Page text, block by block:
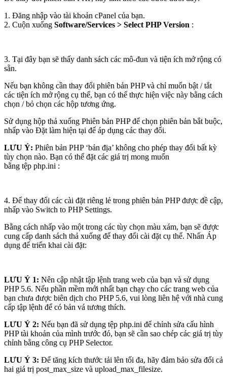
1. Đăng nhập vào tài khoản cPanel của bạn.
2. Cuộn xuống Software/Services > Select PHP Version :
3. Tại đây bạn sẽ thấy danh sách các mô-đun và tiện ích mở rộng có
sẵn.
Nếu bạn không cần thay đổi phiên bản PHP và chỉ muốn bật / tắt
các tiện ích mở rộng cụ thể, bạn có thể thực hiện việc này bằng cách
chọn / bỏ chọn các hộp tương ứng.
Sử dụng hộp thả xuống Phiên bản PHP để chọn phiên bản bắt buộc,
nhấp vào Đặt làm hiện tại để áp dụng các thay đổi.
LƯU Ý: Phiên bản PHP ‘bản địa’ không cho phép thay đổi bất kỳ
tùy chọn nào. Bạn có thể đặt các giá trị mong muốn
bằng tệp php.ini :
4. Để thay đổi các cài đặt riêng lẻ trong phiên bản PHP được đề cập,
nhấp vào Switch to PHP Settings.
Bằng cách nhấp vào một trong các tùy chọn màu xám, bạn sẽ được
cung cấp danh sách thả xuống để thay đổi cài đặt cụ thể. Nhấn Áp
dụng để triển khai cài đặt:
LƯU Ý 1: Nên cập nhật tập lệnh trang web của bạn và sử dụng
PHP 5.6. Nếu phần mềm mới nhất bạn chạy cho các trang web của
bạn chưa được biên dịch cho PHP 5.6, vui lòng liên hệ với nhà cung
cấp tập lệnh để có bản vá tương thích.
LƯU Ý 2: Nếu bạn đã sử dụng tệp php.ini để chỉnh sửa cấu hình
PHP tài khoản của mình trước đó, bạn sẽ cần sao chép các giá trị tùy
chỉnh bằng công cụ PHP Selector.
LƯU Ý 3: Để tăng kích thước tải lên tối đa, hãy đảm bảo sửa đổi cả
hai giá trị post_max_size và upload_max_filesize.